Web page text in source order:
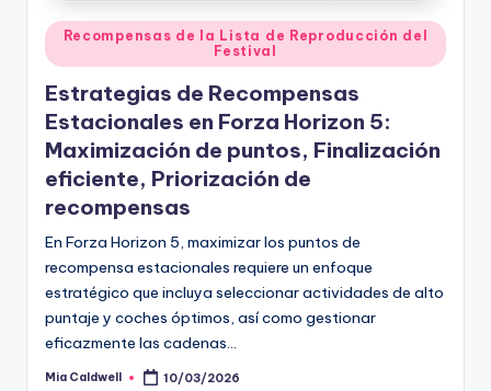
Posted
in
Recompensas de la Lista de Reproducción del
Festival
Estrategias de Recompensas
Estacionales en Forza Horizon 5:
Maximización de puntos, Finalización
eficiente, Priorización de
recompensas
En Forza Horizon 5, maximizar los puntos de
recompensa estacionales requiere un enfoque
estratégico que incluya seleccionar actividades de alto
puntaje y coches óptimos, así como gestionar
eficazmente las cadenas…
Posted
Mia Caldwell 10/03/2026